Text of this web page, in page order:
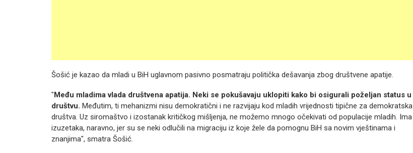
Šošić je kazao da mladi u BiH uglavnom pasivno posmatraju politička dešavanja zbog društvene apatije.
"Među mladima vlada društvena apatija. Neki se pokušavaju uklopiti kako bi osigurali poželjan status u
društvu. Međutim, ti mehanizmi nisu demokratični i ne razvijaju kod mladih vrijednosti tipične za demokratska
društva. Uz siromaštvo i izostanak kritičkog mišljenja, ne možemo mnogo očekivati od populacije mladih. Ima
izuzetaka, naravno, jer su se neki odlučili na migraciju iz koje žele da pomognu BiH sa novim vještinama i
znanjima", smatra Šošić.